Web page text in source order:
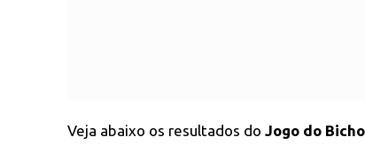
Veja abaixo os resultados do Jogo do